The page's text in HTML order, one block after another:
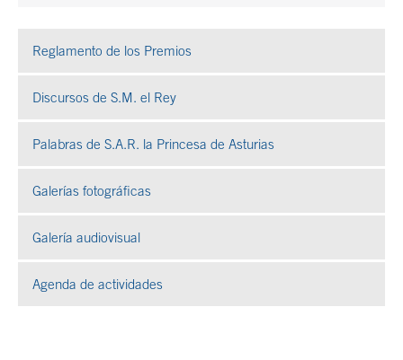
Reglamento de los Premios
Discursos de S.M. el Rey
Palabras de S.A.R. la Princesa de Asturias
Galerías fotográficas
Galería audiovisual
Agenda de actividades